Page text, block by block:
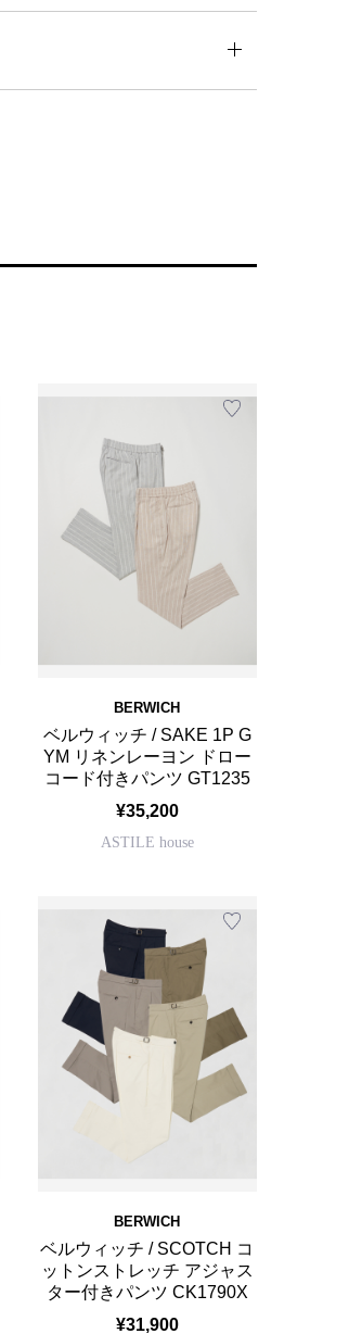
BERWICH
ベルウィッチ / SAKE 1P G
YM リネンレーヨン ドロー
コード付きパンツ GT1235
¥35,200
ASTILE house
BERWICH
ベルウィッチ / SCOTCH コ
ットンストレッチ アジャス
ター付きパンツ CK1790X
¥31,900